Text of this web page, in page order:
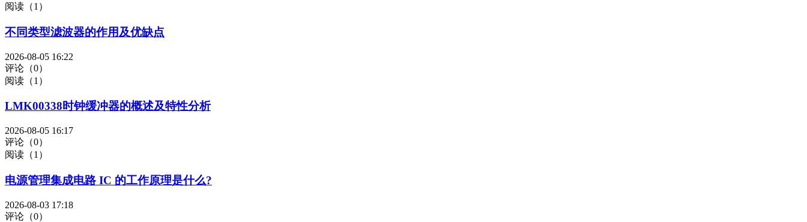
阅读（1）
不同类型滤波器的作用及优缺点
2026-08-05 16:22
评论（0）
阅读（1）
LMK00338时钟缓冲器的概述及特性分析
2026-08-05 16:17
评论（0）
阅读（1）
电源管理集成电路 IC 的工作原理是什么?
2026-08-03 17:18
评论（0）